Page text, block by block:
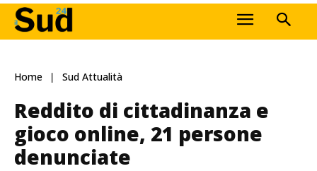
Home Sud Attualità
Reddito di cittadinanza e
gioco online, 21 persone
denunciate